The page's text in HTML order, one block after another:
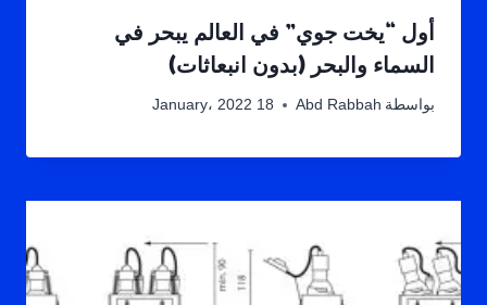
أول “يخت جوي” في العالم يبحر في
السماء والبحر (بدون انبعاثات)
بواسطة Abd Rabbah 18 January، 2022